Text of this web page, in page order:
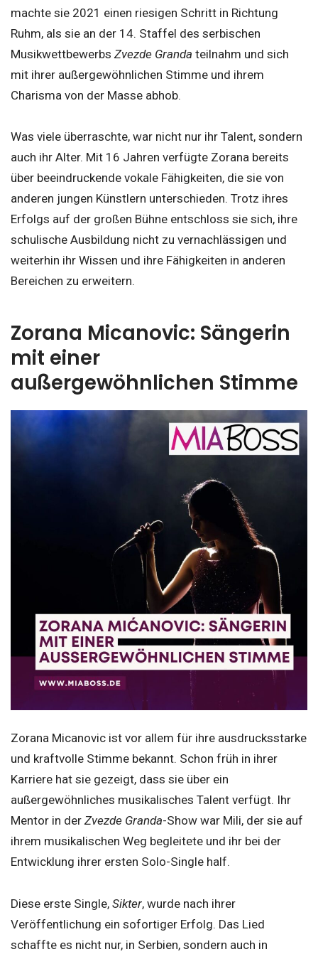
machte sie 2021 einen riesigen Schritt in Richtung
Ruhm, als sie an der 14. Staffel des serbischen
Musikwettbewerbs Zvezde Granda teilnahm und sich
mit ihrer außergewöhnlichen Stimme und ihrem
Charisma von der Masse abhob.
Was viele überraschte, war nicht nur ihr Talent, sondern
auch ihr Alter. Mit 16 Jahren verfügte Zorana bereits
über beeindruckende vokale Fähigkeiten, die sie von
anderen jungen Künstlern unterschieden. Trotz ihres
Erfolgs auf der großen Bühne entschloss sie sich, ihre
schulische Ausbildung nicht zu vernachlässigen und
weiterhin ihr Wissen und ihre Fähigkeiten in anderen
Bereichen zu erweitern.
Zorana Micanovic: Sängerin
mit einer
außergewöhnlichen Stimme
Zorana Micanovic ist vor allem für ihre ausdrucksstarke
und kraftvolle Stimme bekannt. Schon früh in ihrer
Karriere hat sie gezeigt, dass sie über ein
außergewöhnliches musikalisches Talent verfügt. Ihr
Mentor in der Zvezde Granda-Show war Mili, der sie auf
ihrem musikalischen Weg begleitete und ihr bei der
Entwicklung ihrer ersten Solo-Single half.
Diese erste Single, Sikter, wurde nach ihrer
Veröffentlichung ein sofortiger Erfolg. Das Lied
schaffte es nicht nur, in Serbien, sondern auch in